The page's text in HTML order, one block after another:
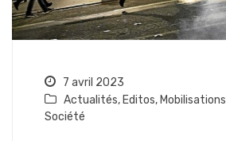
7 avril 2023
Actualités, Editos, Mobilisations
Société